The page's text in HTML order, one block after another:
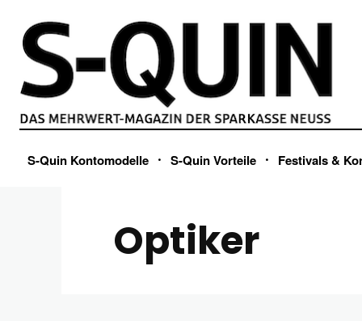
S-Quin Kontomodelle S-Quin Vorteile Festivals &
Optiker